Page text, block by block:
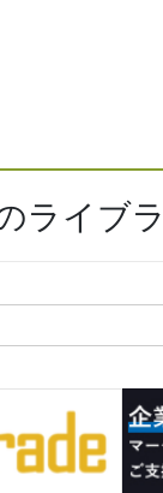
ライブ